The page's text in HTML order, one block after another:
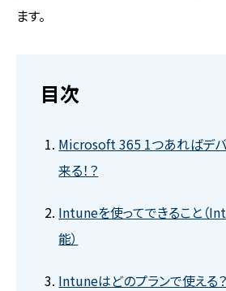
ます。
目次
Microsoft 365 1つあればデ
来る！？
Intuneを使ってできること（
能）
Intuneはどのプランで使え